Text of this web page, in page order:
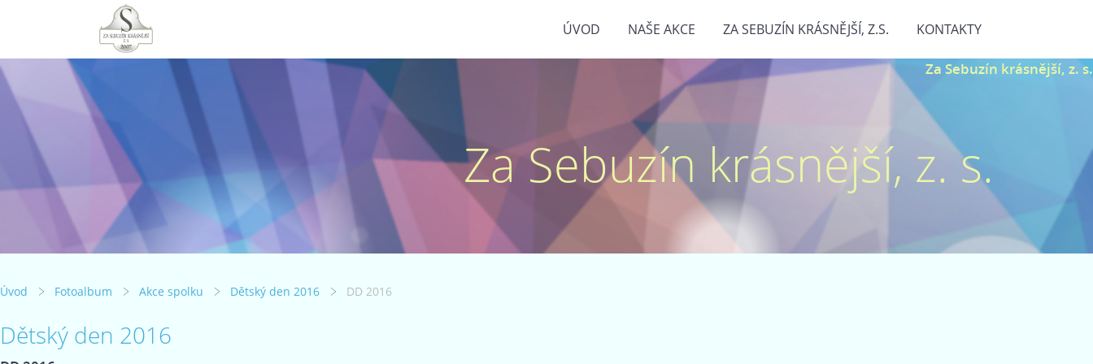
ÚVOD NAŠE AKCE ZA SEBUZÍN KRÁSNĚJŠÍ, Z.S. KONTAKTY
Za Sebuzín krásnější, z. s.
Za Sebuzín krásnější, z. s.
Úvod Fotoalbum Akce spolku Dětský den 2016 DD 2016
Dětský den 2016